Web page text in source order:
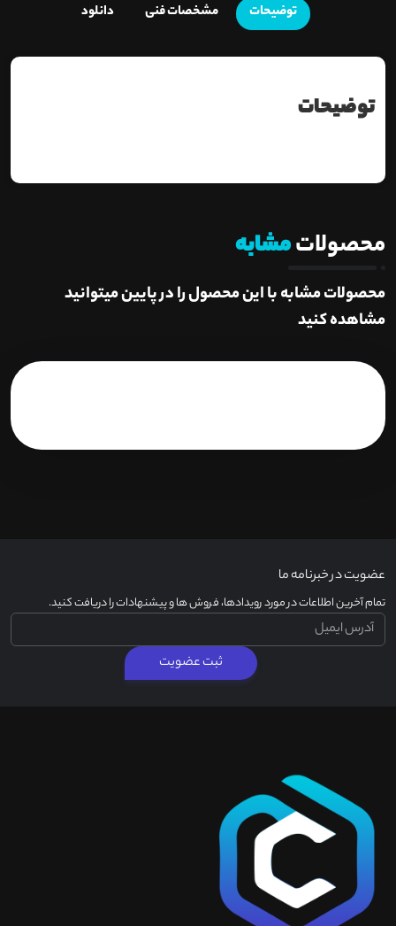
توضیحات مشخصات فنی دانلود
توضیحات
محصولاتمشابه
محصولات مشابه با این محصول را در پایین میتوانید
مشاهده کنید
عضویت در خبرنامه ما
تمام آخرین اطلاعات در مورد رویدادها، فروش ها و پیشنهادات را دریافت کنید.
ثبت عضویت